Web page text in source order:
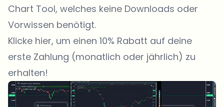
Chart Tool, welches keine Downloads oder
Vorwissen benötigt.
Klicke hier, um einen 10% Rabatt auf deine
erste Zahlung (monatlich oder jährlich) zu
erhalten!